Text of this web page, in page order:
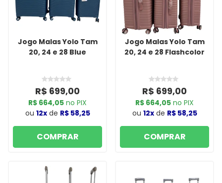
Jogo Malas Yolo Tam
20, 24 e 28 Blue
R$ 699,00
R$ 664,05 no PIX
ou 12xde R$ 58,25
COMPRAR
Jogo Malas Yolo Tam
20, 24 e 28 Flashcolor
R$ 699,00
R$ 664,05 no PIX
ou 12xde R$ 58,25
COMPRAR